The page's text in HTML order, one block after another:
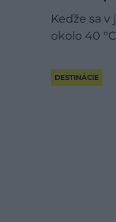
Keďže sa
okolo 40
DESTINÁCIE